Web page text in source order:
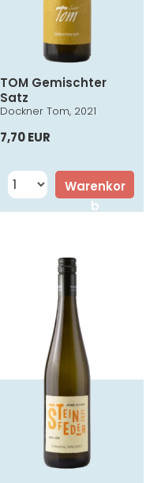
TOM Gemischter
Satz
Dockner Tom, 2021
7,70 EUR
Warenkor
b